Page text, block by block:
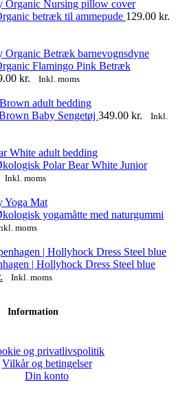
betræk til ammepude 129.00 kr.
Flamingo Pink Betræk
kr. Inkl. moms
Baby Sengetøj 349.00 kr.
Inkl.
Polar Bear White Junior
Inkl. moms
yogamåtte med naturgummi
moms
| Hollyhock Dress Steel blue
Den
er:
Inkl. moms
Information
og privatlivspolitik
Vilkår og betingelser
Din konto